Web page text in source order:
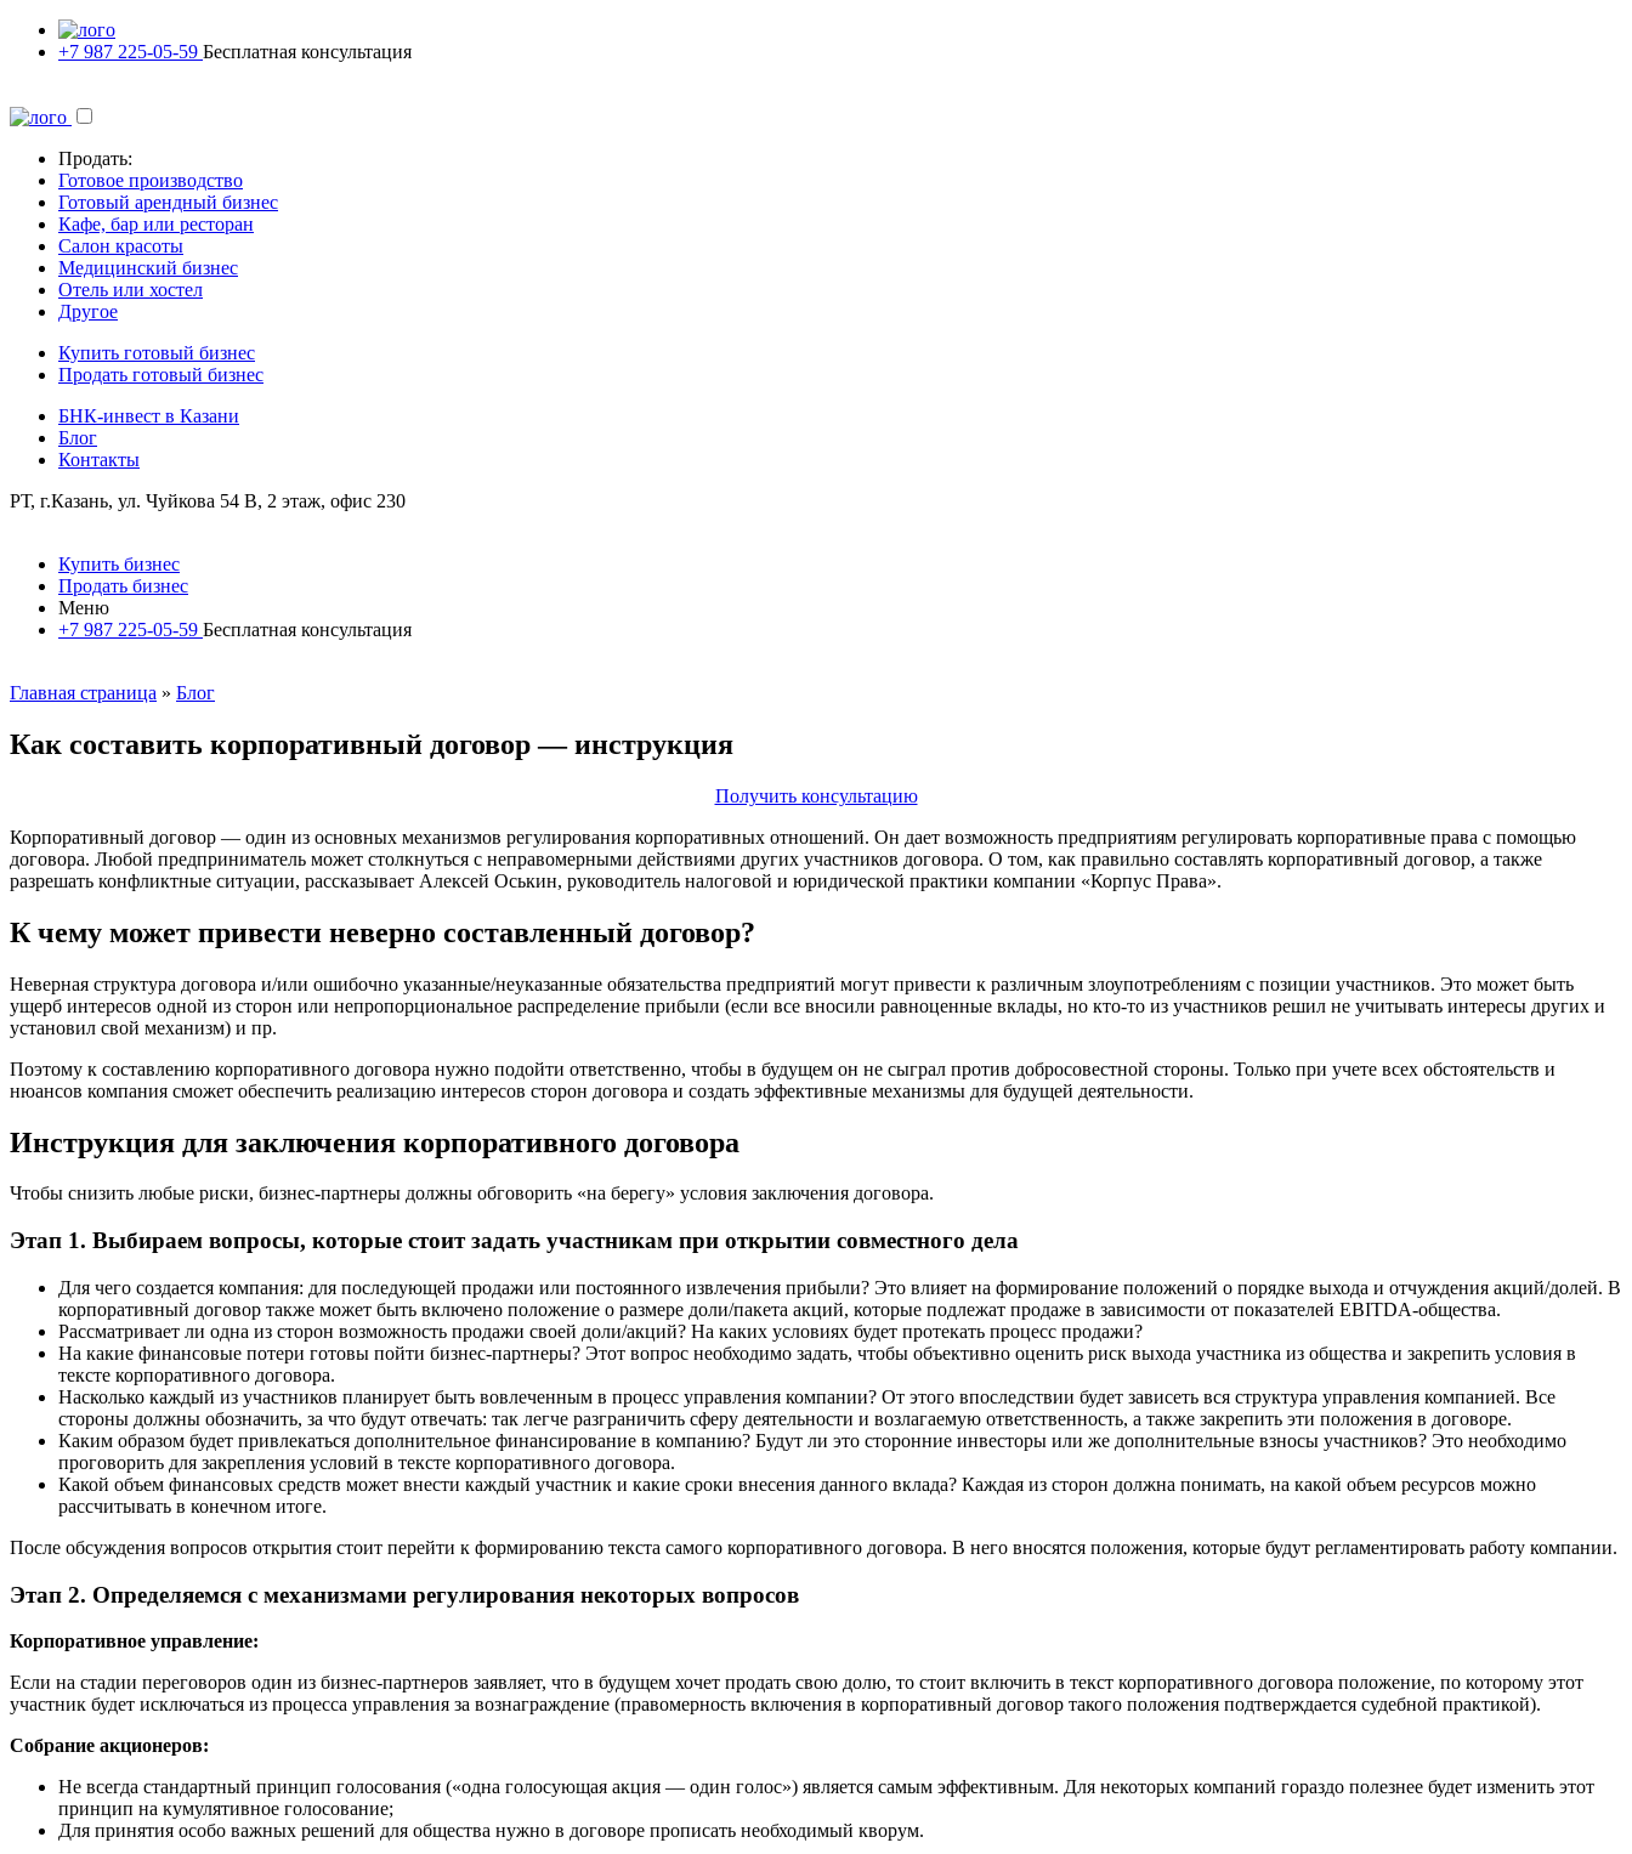
+7 987 225-05-59 Бесплатная консультация
Продать:
Готовое производство
Готовый арендный бизнес
Кафе, бар или ресторан
Салон красоты
Медицинский бизнес
Отель или хостел
Другое
Купить готовый бизнес
Продать готовый бизнес
БНК-инвест в Казани
Блог
Контакты
РТ, г.Казань, ул. Чуйкова 54 В, 2 этаж, офис 230
Купить бизнес
Продать бизнес
Меню
+7 987 225-05-59 Бесплатная консультация
Главная страница » Блог
Как составить корпоративный договор — инструкция
Получить консультацию
Корпоративный договор — один из основных механизмов регулирования корпоративных отношений. Он дает возможность предприятиям регулировать корпоративные права с помощью
договора. Любой предприниматель может столкнуться с неправомерными действиями других участников договора. О том, как правильно составлять корпоративный договор, а также
разрешать конфликтные ситуации, рассказывает Алексей Оськин, руководитель налоговой и юридической практики компании «Корпус Права».
К чему может привести неверно составленный договор?
Неверная структура договора и/или ошибочно указанные/неуказанные обязательства предприятий могут привести к различным злоупотреблениям с позиции участников. Это может быть
ущерб интересов одной из сторон или непропорциональное распределение прибыли (если все вносили равноценные вклады, но кто-то из участников решил не учитывать интересы других и
установил свой механизм) и пр.
Поэтому к составлению корпоративного договора нужно подойти ответственно, чтобы в будущем он не сыграл против добросовестной стороны. Только при учете всех обстоятельств и
нюансов компания сможет обеспечить реализацию интересов сторон договора и создать эффективные механизмы для будущей деятельности.
Инструкция для заключения корпоративного договора
Чтобы снизить любые риски, бизнес-партнеры должны обговорить «на берегу» условия заключения договора.
Этап 1. Выбираем вопросы, которые стоит задать участникам при открытии совместного дела
Для чего создается компания: для последующей продажи или постоянного извлечения прибыли? Это влияет на формирование положений о порядке выхода и отчуждения акций/долей. В
корпоративный договор также может быть включено положение о размере доли/пакета акций, которые подлежат продаже в зависимости от показателей EBITDA-общества.
Рассматривает ли одна из сторон возможность продажи своей доли/акций? На каких условиях будет протекать процесс продажи?
На какие финансовые потери готовы пойти бизнес-партнеры? Этот вопрос необходимо задать, чтобы объективно оценить риск выхода участника из общества и закрепить условия в
тексте корпоративного договора.
Насколько каждый из участников планирует быть вовлеченным в процесс управления компании? От этого впоследствии будет зависеть вся структура управления компанией. Все
стороны должны обозначить, за что будут отвечать: так легче разграничить сферу деятельности и возлагаемую ответственность, а также закрепить эти положения в договоре.
Каким образом будет привлекаться дополнительное финансирование в компанию? Будут ли это сторонние инвесторы или же дополнительные взносы участников? Это необходимо
проговорить для закрепления условий в тексте корпоративного договора.
Какой объем финансовых средств может внести каждый участник и какие сроки внесения данного вклада? Каждая из сторон должна понимать, на какой объем ресурсов можно
рассчитывать в конечном итоге.
После обсуждения вопросов открытия стоит перейти к формированию текста самого корпоративного договора. В него вносятся положения, которые будут регламентировать работу компании.
Этап 2. Определяемся с механизмами регулирования некоторых вопросов
Корпоративное управление:
Если на стадии переговоров один из бизнес-партнеров заявляет, что в будущем хочет продать свою долю, то стоит включить в текст корпоративного договора положение, по которому этот
участник будет исключаться из процесса управления за вознаграждение (правомерность включения в корпоративный договор такого положения подтверждается судебной практикой).
Собрание акционеров:
Не всегда стандартный принцип голосования («одна голосующая акция — один голос») является самым эффективным. Для некоторых компаний гораздо полезнее будет изменить этот
принцип на кумулятивное голосование;
Для принятия особо важных решений для общества нужно в договоре прописать необходимый кворум.